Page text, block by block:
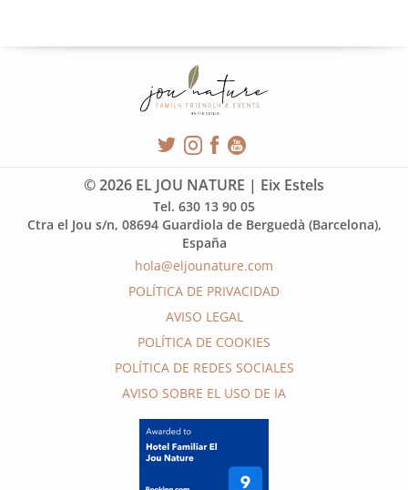
© 2026 EL JOU NATURE | Eix Estels
Tel. 630 13 90 05
Ctra el Jou s/n, 08694 Guardiola de Berguedà (Barcelona),
España
hola@eljounature.com
POLÍTICA DE PRIVACIDAD
AVISO LEGAL
POLÍTICA DE COOKIES
POLÍTICA DE REDES SOCIALES
AVISO SOBRE EL USO DE IA